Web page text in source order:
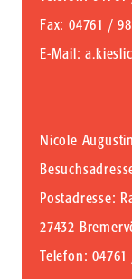
Fax: 04761 /
E-Mail:
Nicole Augustin
Postadresse:
27432
Telefon: